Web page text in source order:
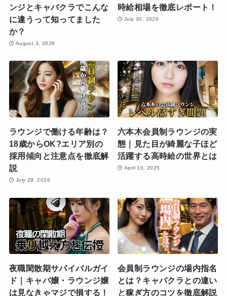
ンジとキャバクラでこんな
に違うって知ってました
か？
August 3, 2026
時給相場を徹底レポート！
July 30, 2026
ラウンジで働ける年齢は？
18歳からOK?エリア別の
採用傾向と注意点を徹底解
説
July 29, 2026
六本木会員制ラウンジの実
態｜見た目が綺麗な子ほど
活躍する高時給の世界とは
April 10, 2025
夜職閑散期サバイバルガイ
ド｜キャバ嬢・ラウンジ嬢
は見なきゃマジで損する！
会員制ラウンジの場内指名
とは？キャバクラとの違い
と稼ぎ方のコツを徹底解説